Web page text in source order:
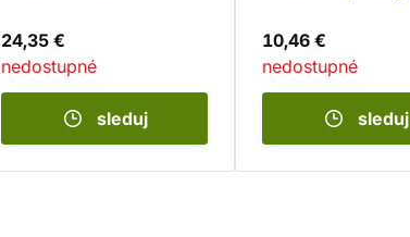
24,35 €
nedostupné
sleduj
10,46 €
nedostupné
sleduj